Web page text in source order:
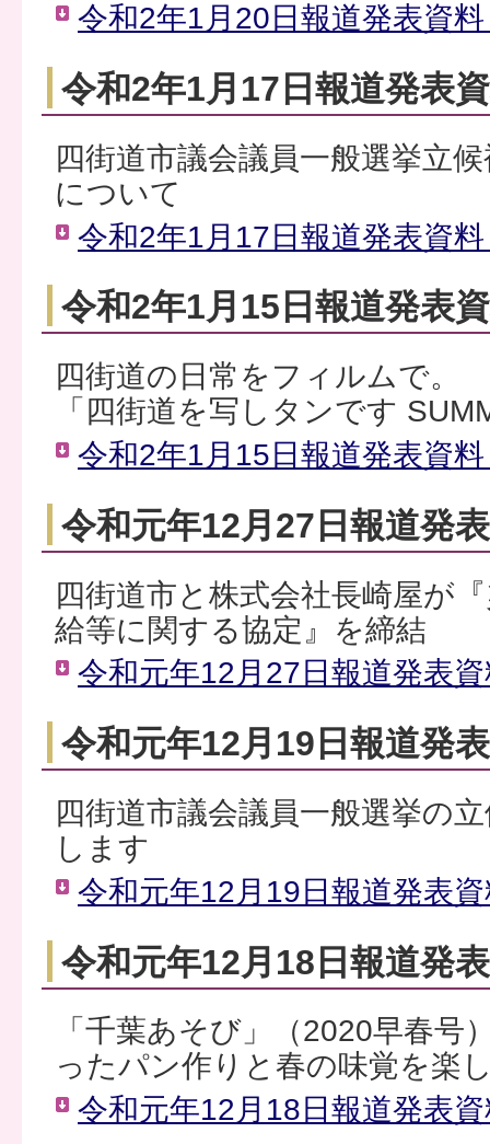
令和2年1月20日報道発表資
令和2年1月17日報道発表
四街道市議会議員一般選挙立
について
令和2年1月17日報道発表資
令和2年1月15日報道発表
四街道の日常をフィルムで。
「四街道を写しタンです
令和2年1月15日報道発表資
令和元年12月27日報道発
四街道市と株式会社長崎屋が
給等に関する協定』を締結
令和元年12月27日報道発表
令和元年12月19日報道発
四街道市議会議員一般選挙の
します
令和元年12月19日報道発表
令和元年12月18日報道発
「千葉あそび」（2020早春号
ったパン作りと春の味覚を楽
令和元年12月18日報道発表